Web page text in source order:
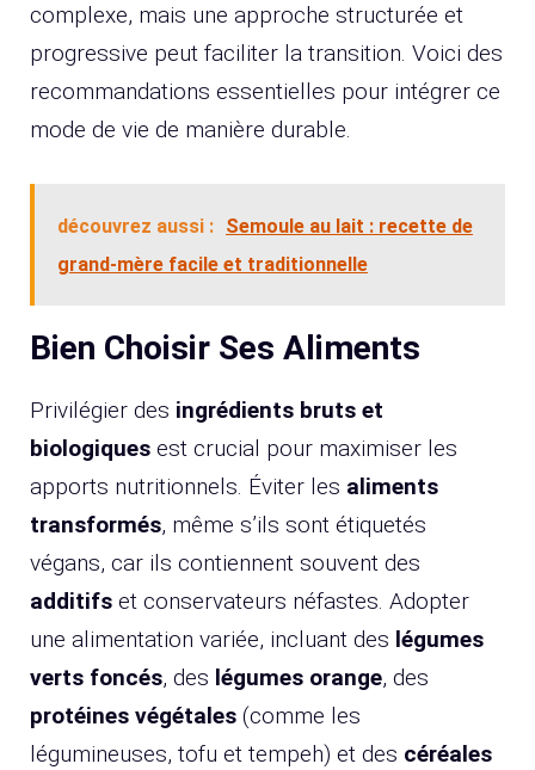
complexe, mais une approche structurée et
progressive peut faciliter la transition. Voici des
recommandations essentielles pour intégrer ce
mode de vie de manière durable.
découvrez aussi : Semoule au lait : recette de
grand-mère facile et traditionnelle
Bien Choisir Ses Aliments
Privilégier des ingrédients bruts et
biologiques est crucial pour maximiser les
apports nutritionnels. Éviter les aliments
transformés, même s’ils sont étiquetés
végans, car ils contiennent souvent des
additifs et conservateurs néfastes. Adopter
une alimentation variée, incluant des légumes
verts foncés, des légumes orange, des
protéines végétales (comme les
légumineuses, tofu et tempeh) et des céréales